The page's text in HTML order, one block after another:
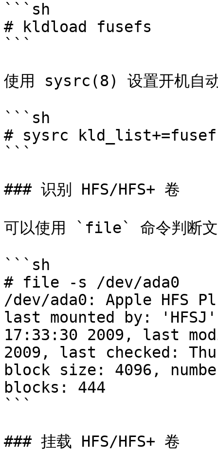
```sh
# kldload fusefs
```
使用 sysrc(8) 设置开机自动
```sh
# sysrc
```
### 识别 HFS/HFS+ 卷
可以使用 `file` 命令判断文
```sh
# file -s /dev/ada0
/dev/ada0: Apple HFS
last mounted by:
17:33:30 2009, last
2009, last checked:
block size: 4096,
blocks: 444
```
### 挂载 HFS/HFS+ 卷